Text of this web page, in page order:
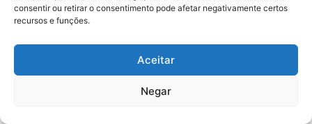
consentir ou retirar o consentimento pode afetar negativamente certos
recursos e funções.
Aceitar
Negar